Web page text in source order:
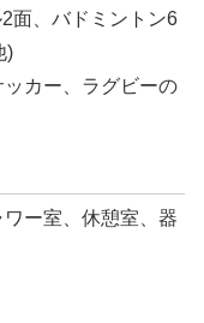
面、バドミントン6
)
カー、ラグビーの
ー室、休憩室、器